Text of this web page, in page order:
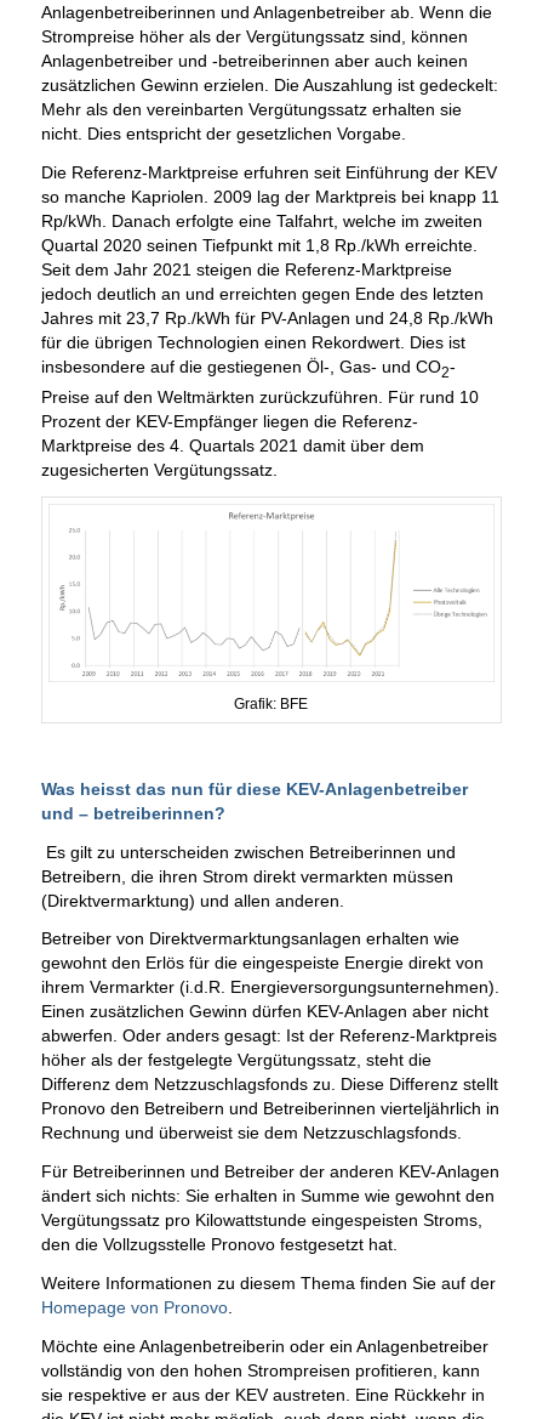
Anlagenbetreiberinnen und Anlagenbetreiber ab. Wenn die
Strompreise höher als der Vergütungssatz sind, können
Anlagenbetreiber und -betreiberinnen aber auch keinen
zusätzlichen Gewinn erzielen. Die Auszahlung ist gedeckelt:
Mehr als den vereinbarten Vergütungssatz erhalten sie
nicht. Dies entspricht der gesetzlichen Vorgabe.
Die Referenz-Marktpreise erfuhren seit Einführung der KEV
so manche Kapriolen. 2009 lag der Marktpreis bei knapp 11
Rp/kWh. Danach erfolgte eine Talfahrt, welche im zweiten
Quartal 2020 seinen Tiefpunkt mit 1,8 Rp./kWh erreichte.
Seit dem Jahr 2021 steigen die Referenz-Marktpreise
jedoch deutlich an und erreichten gegen Ende des letzten
Jahres mit 23,7 Rp./kWh für PV-Anlagen und 24,8 Rp./kWh
für die übrigen Technologien einen Rekordwert. Dies ist
insbesondere auf die gestiegenen Öl-, Gas- und CO2-
Preise auf den Weltmärkten zurückzuführen. Für rund 10
Prozent der KEV-Empfänger liegen die Referenz-
Marktpreise des 4. Quartals 2021 damit über dem
zugesicherten Vergütungssatz.
Grafik: BFE
Was heisst das nun für diese KEV-Anlagenbetreiber
und – betreiberinnen?
Es gilt zu unterscheiden zwischen Betreiberinnen und
Betreibern, die ihren Strom direkt vermarkten müssen
(Direktvermarktung) und allen anderen.
Betreiber von Direktvermarktungsanlagen erhalten wie
gewohnt den Erlös für die eingespeiste Energie direkt von
ihrem Vermarkter (i.d.R. Energieversorgungsunternehmen).
Einen zusätzlichen Gewinn dürfen KEV-Anlagen aber nicht
abwerfen. Oder anders gesagt: Ist der Referenz-Marktpreis
höher als der festgelegte Vergütungssatz, steht die
Differenz dem Netzzuschlagsfonds zu. Diese Differenz stellt
Pronovo den Betreibern und Betreiberinnen vierteljährlich in
Rechnung und überweist sie dem Netzzuschlagsfonds.
Für Betreiberinnen und Betreiber der anderen KEV-Anlagen
ändert sich nichts: Sie erhalten in Summe wie gewohnt den
Vergütungssatz pro Kilowattstunde eingespeisten Stroms,
den die Vollzugsstelle Pronovo festgesetzt hat.
Weitere Informationen zu diesem Thema finden Sie auf der
Homepage von Pronovo.
Möchte eine Anlagenbetreiberin oder ein Anlagenbetreiber
vollständig von den hohen Strompreisen profitieren, kann
sie respektive er aus der KEV austreten. Eine Rückkehr in